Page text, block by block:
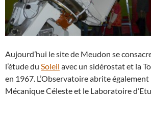
Aujourd’hui le site de Meudon se
l’étude du Soleil avec un sidérostat et la
en 1967. L’Observatoire abrite
Mécanique Céleste et le Laboratoire